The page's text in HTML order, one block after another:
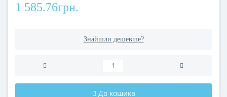
1 585.76грн.
Знайшли дешевше?
До кошика